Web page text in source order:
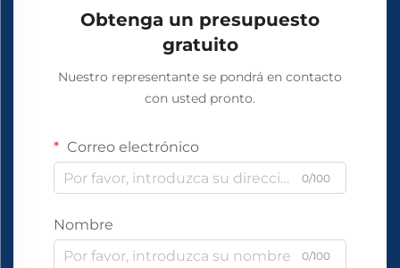
Obtenga un presupuesto
gratuito
Nuestro representante se pondrá en contacto
con usted pronto.
Correo electrónico
0/100
Nombre
0/100